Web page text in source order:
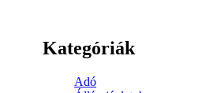
Kategóriák
Adó